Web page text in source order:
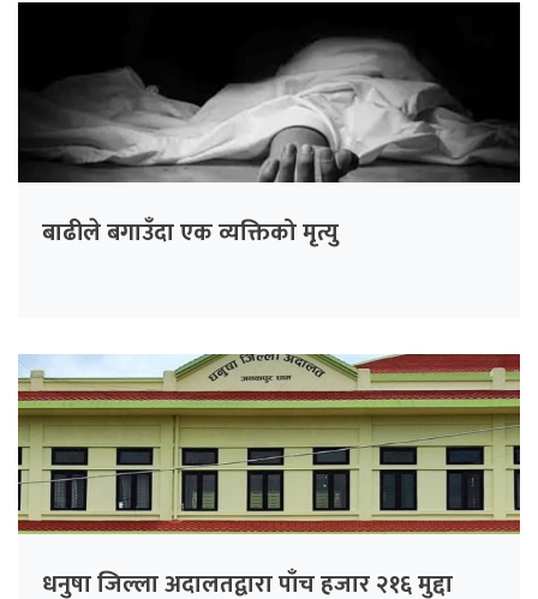
बाढीले बगाउँदा एक व्यक्तिको मृत्यु
धनुषा जिल्ला अदालतद्वारा पाँच हजार २१६ मुद्दा